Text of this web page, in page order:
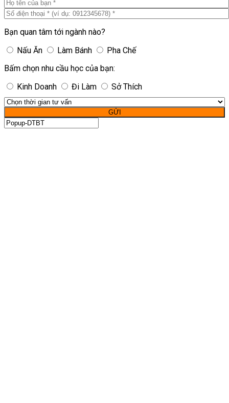
Bạn quan tâm tới ngành nào?
Nấu Ăn
Làm Bánh
Pha Chế
Bấm chọn nhu cầu học của bạn:
Kinh Doanh
Đi Làm Sở Thích
GỬI